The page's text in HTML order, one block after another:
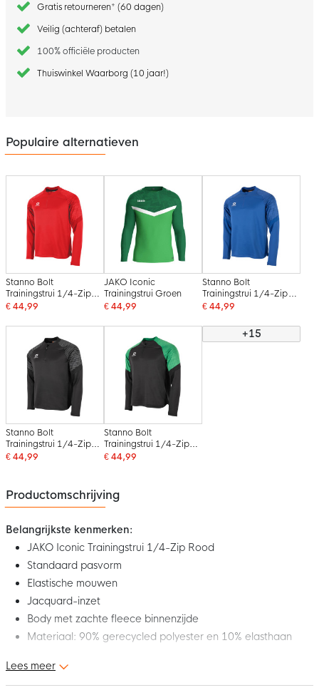
Gratis retourneren* (60 dagen)
Veilig (achteraf) betalen
100% officiële producten
Thuiswinkel Waarborg (10 jaar!)
Populaire alternatieven
Stanno Bolt
Trainingstrui 1/4-Zip
Rood
€ 44,99
JAKO Iconic
Trainingstrui Groen
€ 44,99
Stanno Bolt
Trainingstrui 1/4-Zip
Blauw
€ 44,99
Stanno Bolt
Trainingstrui 1/4-Zip
Zwart
€ 44,99
Stanno Bolt
Trainingstrui 1/4-Zip
Zwart Groen
€ 44,99
+15
Productomschrijving
Belangrijkste kenmerken:
JAKO Iconic Trainingstrui 1/4-Zip Rood
Standaard pasvorm
Elastische mouwen
Jacquard-inzet
Body met zachte fleece binnenzijde
Materiaal: 90% gerecycled polyester en 10% elasthaan
Dit is de nieuwe JAKO Iconic Trainingstrui 1/4-Zip Rood! Deze
met gerecyclede materialen gemaakte trainingstrui is ideaal om
Lees meer